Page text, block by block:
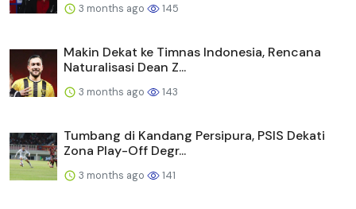
3 months ago 145
Makin Dekat ke Timnas Indonesia, Rencana
Naturalisasi Dean Z...
3 months ago 143
Tumbang di Kandang Persipura, PSIS Dekati
Zona Play-Off Degr...
3 months ago 141